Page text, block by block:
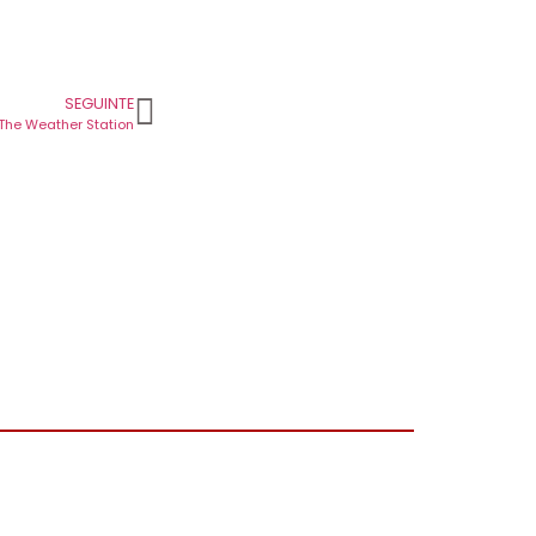
SEGUINTE
Weather Station